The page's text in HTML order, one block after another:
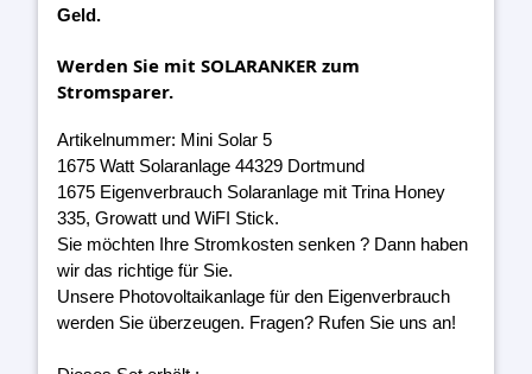
Geld.
Werden Sie mit SOLARANKER zum
Stromsparer.
Artikelnummer: Mini Solar 5
1675 Watt Solaranlage 44329 Dortmund
1675 Eigenverbrauch Solaranlage mit Trina Honey
335, Growatt und WiFI Stick.
Sie möchten Ihre Stromkosten senken ? Dann haben
wir das richtige für Sie.
Unsere Photovoltaikanlage für den Eigenverbrauch
werden Sie überzeugen. Fragen? Rufen Sie uns an!